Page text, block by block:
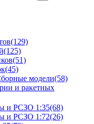
(129)
(125)
(51)
(45)
модели(58)
и ракетных
и РСЗО 1:35(68)
и РСЗО 1:72(26)